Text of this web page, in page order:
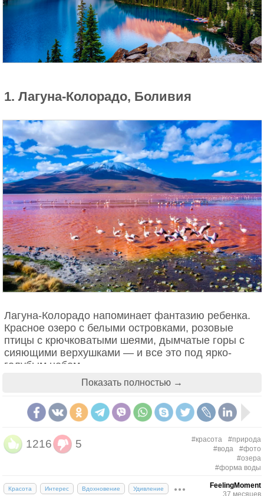
Балансируя на краю 1000 футовой
скалы в Норвегии. Фото: Sindre
Lundvold
Человек сидит, свесив ноги на краю
скалы Trolltunga («Язык Тролля»),
Норвегия. Фото: Томас Гавела
1. Лагуна-Колорадо, Боливия
Лагуна-Колорадо напоминает фантазию ребенка.
Красное озеро с белыми островками, розовые
птицы с крючковатыми шеями, дымчатые горы с
сияющими верхушками — и все это под ярко-
голубым небом.
акварель, а осадочные породы и особые
водоросли. В зависимости от погоды, озеро
фиолетовый, как магический рубин. А стайки
фламинго и минеральные сугробы, разбросанные
тут и там, добавляют сюрреализма пейзажу.
2. Озеро Накуру, Кения
Показать полностью →
1216 5 #красота
#природа
#вода
#фото
#озера
#форма воды
Красота Интерес Вдохновение Удивление
FeelingMoment
37 месяцев